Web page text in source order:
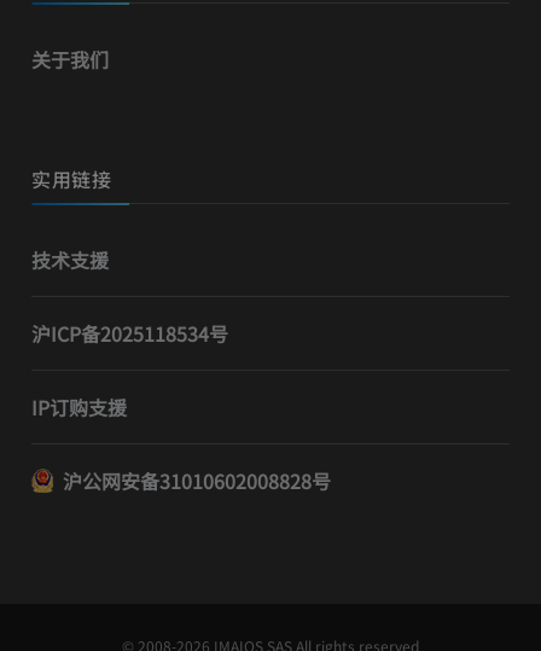
关于我们
实用链接
技术支援
沪ICP备2025118534号
IP订购支援
沪公网安备31010602008828号
© 2008-2026 IMAIOS SAS All rights reserved